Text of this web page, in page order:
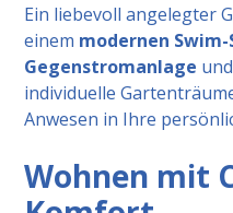
Ein liebevoll angelegter
einem modernen
Gegenstromanlage
individuelle
Anwesen in Ihre
Wohnen mit